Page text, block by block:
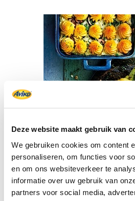
Deze website maakt gebruik van
We gebruiken cookies om content
personaliseren, om functies voor
en om ons websiteverkeer te
informatie over uw gebruik van
partners voor social media,
champignonpuree